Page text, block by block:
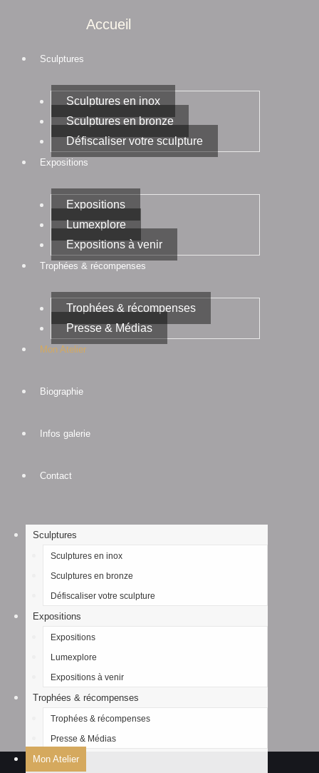
Accueil
Sculptures
Sculptures en inox
Sculptures en bronze
Défiscaliser votre sculpture
Expositions
Expositions
Lumexplore
Expositions à venir
Trophées & récompenses
Trophées & récompenses
Presse & Médias
Mon Atelier
Biographie
Infos galerie
Contact
Sculptures
Sculptures en inox
Sculptures en bronze
Défiscaliser votre sculpture
Expositions
Expositions
Lumexplore
Expositions à venir
Trophées & récompenses
Trophées & récompenses
Presse & Médias
Mon Atelier